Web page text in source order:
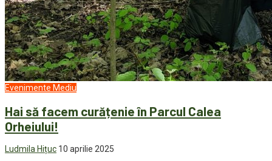
Evenimente Mediu
Hai să facem curățenie în Parcul Calea
Orheiului!
Ludmila Hițuc 10 aprilie 2025